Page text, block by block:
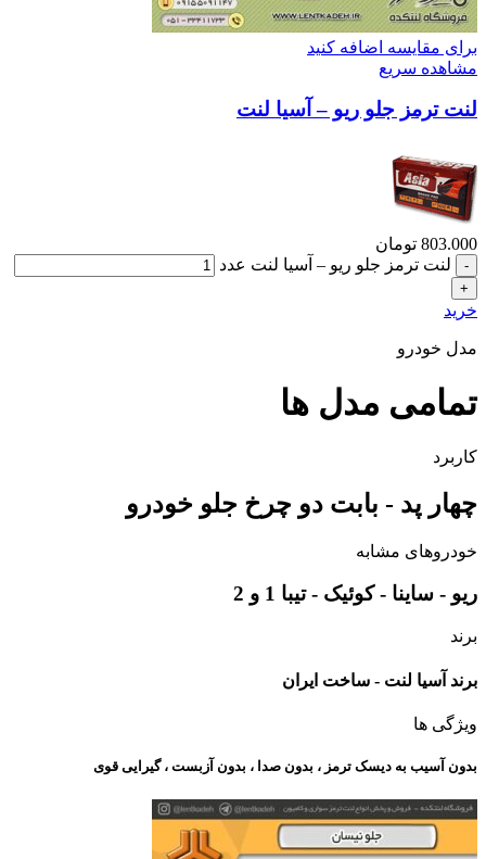
برای مقایسه اضافه کنید
مشاهده سریع
لنت ترمز جلو ریو – آسیا لنت
803.000 تومان
لنت ترمز جلو ریو – آسیا لنت عدد
خرید
مدل خودرو
تمامی مدل ها
کاربرد
چهار پد - بابت دو چرخ جلو خودرو
خودروهای مشابه
ریو - ساینا - کوئیک - تیبا 1 و 2
برند
برند آسیا لنت - ساخت ایران
ویژگی ها
بدون آسیب به دیسک ترمز ، بدون صدا ، بدون آزبست ، گیرایی قوی​